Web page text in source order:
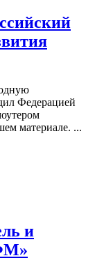
Федерацией
материале. ...
и